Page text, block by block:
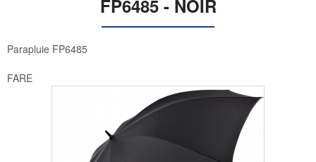
FP6485 - NOIR
Parapluie FP6485
FARE